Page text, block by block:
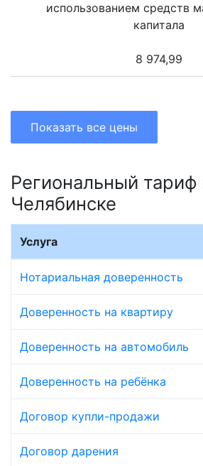
использованием средств
капитала
8 974,99
Показать все цены
Региональный тариф
Челябинске
Услуга
Нотариальная доверенность
Доверенность на квартиру
Доверенность на автомобиль
Доверенность на ребёнка
Договор купли-продажи
Договор дарения